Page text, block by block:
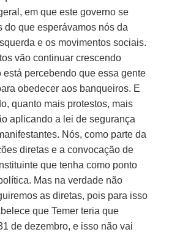
em que este governo se
do que esperávamos nós da
e os movimentos sociais.
vão continuar crescendo
está percebendo que essa gente
obedecer aos banqueiros. E
quanto mais protestos, mais
aplicando a lei de segurança
Nós, como parte da
diretas e a convocação de
que tenha como ponto
Mas na verdade não
as diretas, pois para isso
que Temer teria que
de dezembro, e isso não vai